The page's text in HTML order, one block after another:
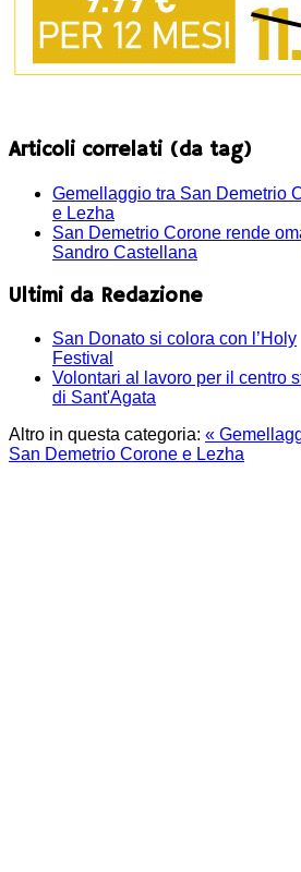
Articoli correlati (da tag)
Gemellaggio tra San Demetrio
e Lezha
San Demetrio Corone rende
Sandro Castellana
Ultimi da Redazione
San Donato si colora con l’Holy
Festival
Volontari al lavoro per il centro
di Sant'Agata
Altro in questa categoria: «
San Demetrio Corone e Lezha